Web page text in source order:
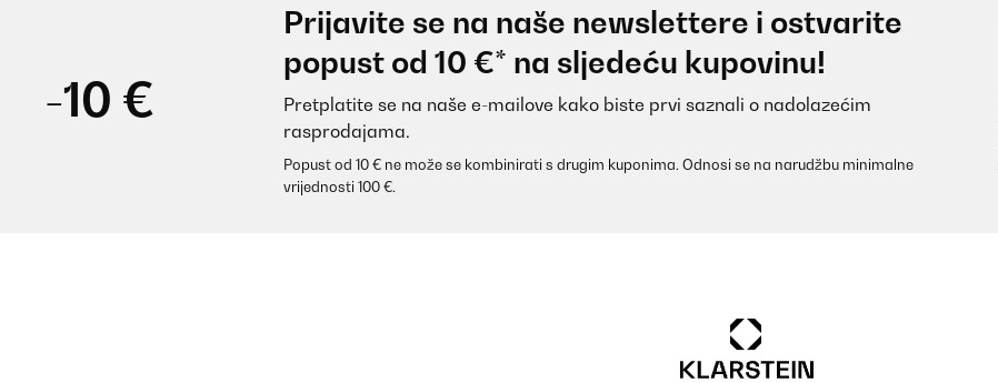
-10 €
Prijavite se na naše newslettere i ostvarite
popust od 10 €* na sljedeću kupovinu!
Pretplatite se na naše e-mailove kako biste prvi saznali o nadolazećim
rasprodajama.
Popust od 10 € ne može se kombinirati s drugim kuponima. Odnosi se na narudžbu minimalne
vrijednosti 100 €.